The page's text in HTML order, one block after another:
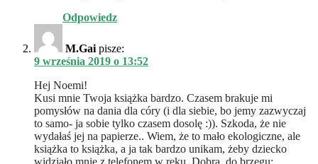
Odpowiedz
M.Gai pisze:
9 września 2019 o 13:52
Hej Noemi!
Kusi mnie Twoja książka bardzo. Czasem brakuje mi
pomysłów na dania dla córy (i dla siebie, bo jemy zazwyczaj
to samo- ja sobie tylko czasem dosolę :)). Szkoda, że nie
wydałaś jej na papierze.. Wiem, że to mało ekologiczne, ale
książka to książka, a ja tak bardzo unikam, żeby dziecko
widziało mnie z telefonem w ręku. Dobra, do brzegu: